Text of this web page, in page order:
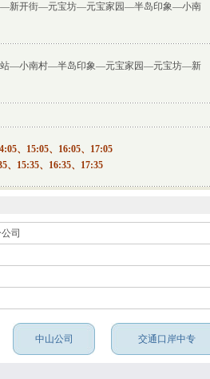
新开街—元宝坊—元宝家园—半岛印象—小南
—小南村—半岛印象—元宝家园—元宝坊—新
、15:05、16:05、17:05
、15:35、16:35、17:35
司
中山公司 交通口岸中专